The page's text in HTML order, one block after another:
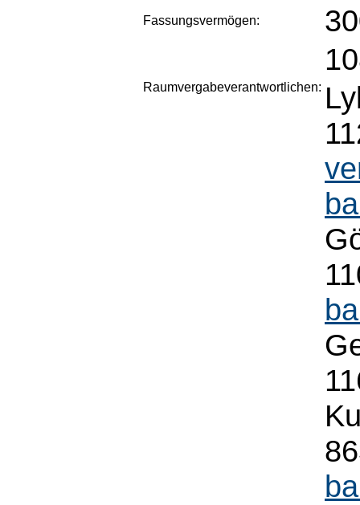
Fassungsvermögen:
Raumvergabeverantwortlichen: